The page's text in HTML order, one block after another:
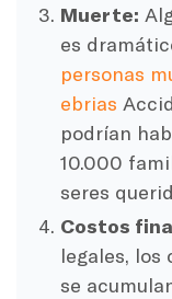
Muerte:
es
personas
ebrias
podrían
10.000
seres
Costos
legales, los
se